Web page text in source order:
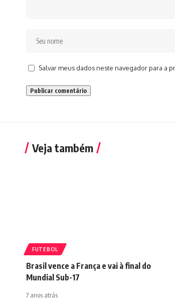
Salvar meus dados neste navegador para a
Veja também
FUTEBOL
Brasil vence a França e vai à final do
Mundial Sub-17
7 anos atrás